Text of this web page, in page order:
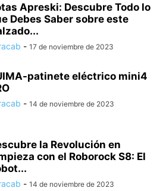
Apreski: Descubre Todo lo
Debes Saber sobre este
- 17 de noviembre de 2023
patinete eléctrico mini4
- 14 de noviembre de 2023
la Revolución en
con el Roborock S8: El
- 14 de noviembre de 2023